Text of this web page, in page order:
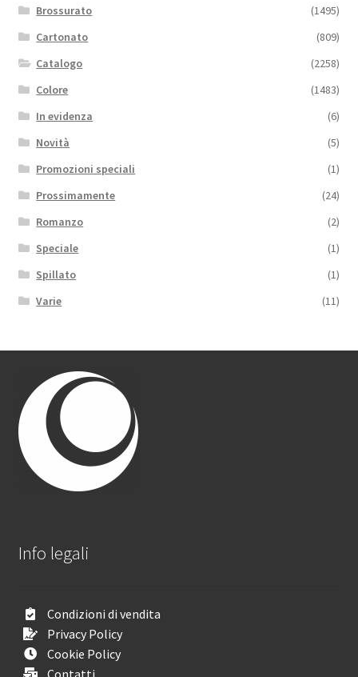
Brossurato
(1495)
Cartonato
(809)
Catalogo
(2258)
Colore
(1483)
In evidenza
(6)
Novità
(5)
Promozioni speciali
(1)
Prossimamente
(24)
Romanzo
(2)
Speciale
(1)
Spillato
(1)
Varie
(11)
Info legali
Condizioni di vendita
Privacy Policy
Cookie Policy